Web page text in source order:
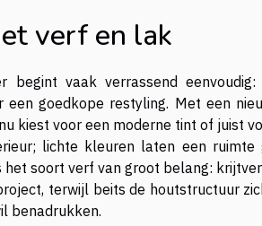
verf en lak
begint vaak verrassend
een goedkope restyling. Met een
kiest voor een moderne tint of juist
lichte kleuren laten een
het soort verf van groot belang:
terwijl beits de houtstructuur
benadrukken.